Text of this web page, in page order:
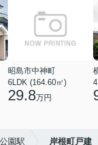
昭島市中神町
6LDK (164.60㎡)
29.8万円
園駅 岸根町戸建